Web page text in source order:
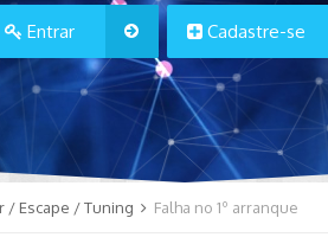
Entrar Cadastre-se
/ Escape / Tuning Falha no 1º arranque